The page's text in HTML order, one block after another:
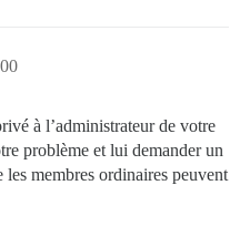
à l’administrateur de votre
problème et lui demander un
les membres ordinaires peuvent